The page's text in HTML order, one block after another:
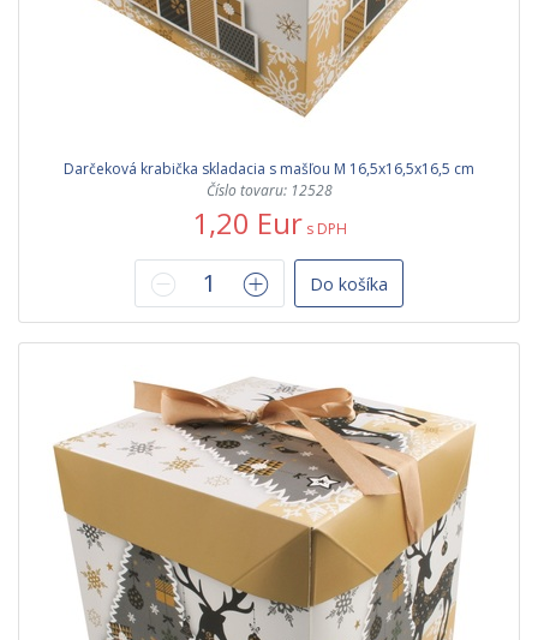
Darčeková krabička skladacia s mašľou M 16,5x16,5x16,5 cm
Číslo tovaru: 12528
1,20 Eur s DPH
Do košíka